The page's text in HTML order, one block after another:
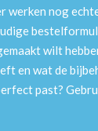
nog
wilt
en wat de
past?